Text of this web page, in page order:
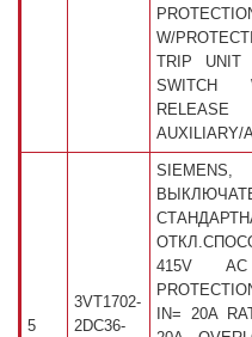
W/
TRIP UNIT
SWITCH
AUXILIARY/
5
3VT1702-
2DC36-
415V
IN= 20A